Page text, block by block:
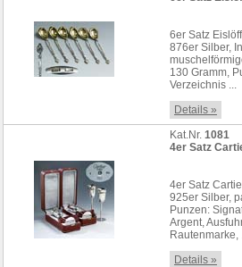
6er Satz
876er Silber,
130 Gramm,
Verzeichnis ...
Details »
Kat.Nr. 1081
4er Satz
4er Satz
925er Silber,
Punzen:
Argent,
Rautenmarke,
Details »